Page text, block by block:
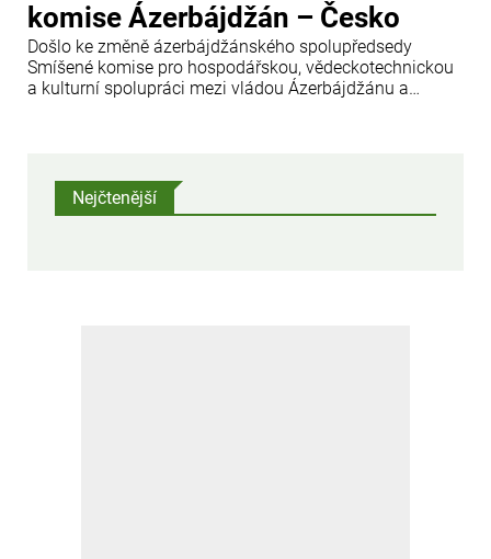
komise Ázerbájdžán – Česko
Došlo ke změně ázerbájdžánského spolupředsedy
Smíšené komise pro hospodářskou, vědeckotechnickou
a kulturní spolupráci mezi vládou Ázerbájdžánu a
Nejčtenější